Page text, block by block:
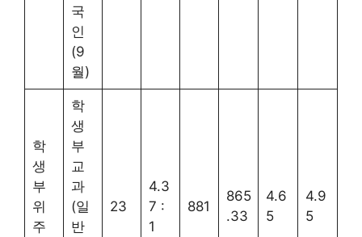
국
인
(9
월)
학
생
부
위
주
학
생
부
교
과
(일
반
23
4.3
7 :
1
881
865
.33
4.6
5
4.9
5